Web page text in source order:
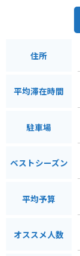
住所
平均滞在時間
駐車場
ベストシーズン
平均予算
オススメ人数